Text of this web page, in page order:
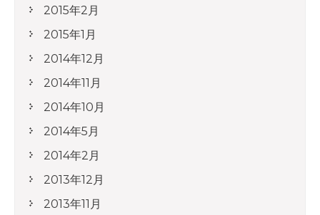
2015年2月
2015年1月
2014年12月
2014年11月
2014年10月
2014年5月
2014年2月
2013年12月
2013年11月